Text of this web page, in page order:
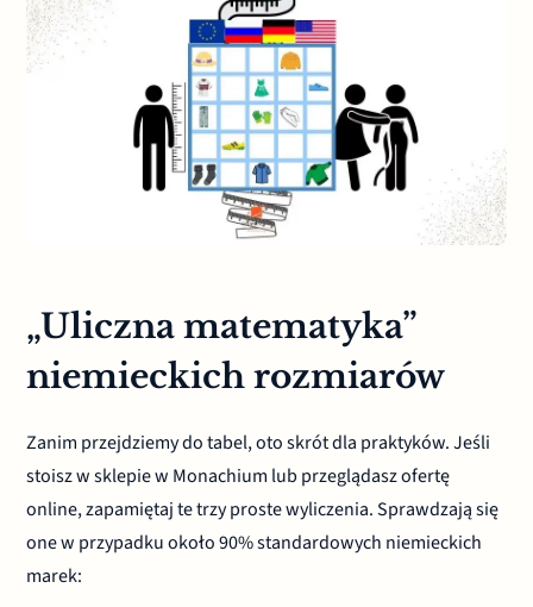
„Uliczna matematyka”
niemieckich rozmiarów
Zanim przejdziemy do tabel, oto skrót dla praktyków. Jeśli
stoisz w sklepie w Monachium lub przeglądasz ofertę
online, zapamiętaj te trzy proste wyliczenia. Sprawdzają się
one w przypadku około 90% standardowych niemieckich
marek: